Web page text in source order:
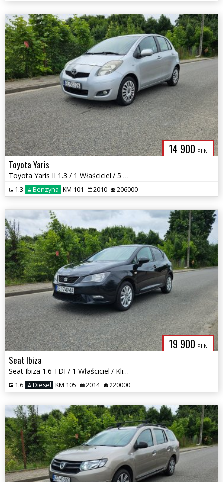
14 900 PLN
Toyota Yaris
Toyota Yaris II 1.3 / 1 Właściciel / 5 Drzwi / Klima / Zadbany
1.3 Benzyna KM 101 2010 206000
19 900 PLN
Seat Ibiza
Seat Ibiza 1.6 TDI / 1 Właściciel / Klimatronik / Zadbany
1.6 Diesel KM 105 2014 220000